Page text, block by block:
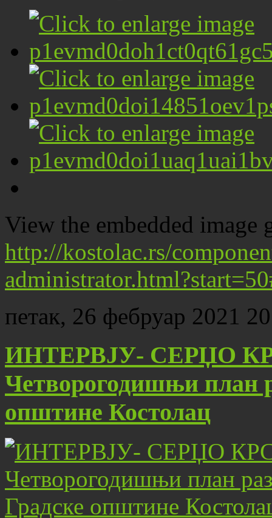
View the embedded image
http://kostolac.rs/
петак, 26 фебруар 2021
ИНТЕРВЈУ- СЕРЏО
Четворогодишњи план
општине Костолац